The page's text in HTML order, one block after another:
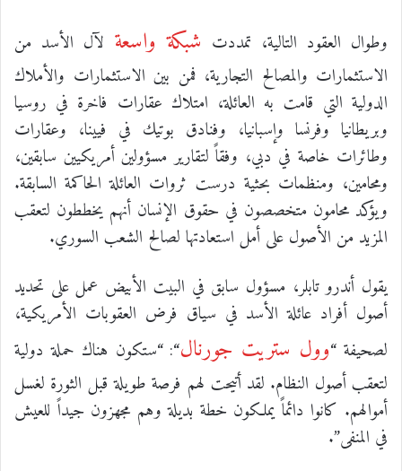
وطوال العقود التالية، تمددت شبكة واسعة لآل الأسد من
الاستثمارات والمصالح التجارية، فمن بين الاستثمارات والأملاك
الدولية التي قامت به العائلة، امتلاك عقارات فاخرة في روسيا
وبريطانيا وفرنسا وإسبانيا، وفنادق بوتيك في فيينا، وعقارات
وطائرات خاصة في دبي، وفقاً لتقارير مسؤولين أمريكيين سابقين،
ومحامين، ومنظمات بحثية درست ثروات العائلة الحاكمة السابقة.
ويؤكد محامون متخصصون في حقوق الإنسان أنهم يخططون لتعقب
المزيد من الأصول على أمل استعادتها لصالح الشعب السوري.
يقول أندرو تابلر، مسؤول سابق في البيت الأبيض عمل على تحديد
أصول أفراد عائلة الأسد في سياق فرض العقوبات الأمريكية،
لصحيفة “وول ستريت جورنال“: “ستكون هناك حملة دولية
لتعقب أصول النظام. لقد أتيحت لهم فرصة طويلة قبل الثورة لغسل
أموالهم. كانوا دائماً يملكون خطة بديلة وهم مجهزون جيداً للعيش
في المنفى”.